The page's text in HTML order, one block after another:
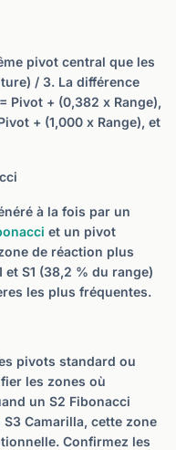
pivot central que les
/ 3. La différence
Pivot + (0,382 x Range),
+ (1,000 x Range), et
à la fois par un
et un pivot
de réaction plus
et S1 (38,2 % du range)
les plus fréquentes.
pivots standard ou
les zones où
un S2 Fibonacci
S3 Camarilla, cette zone
Confirmez les